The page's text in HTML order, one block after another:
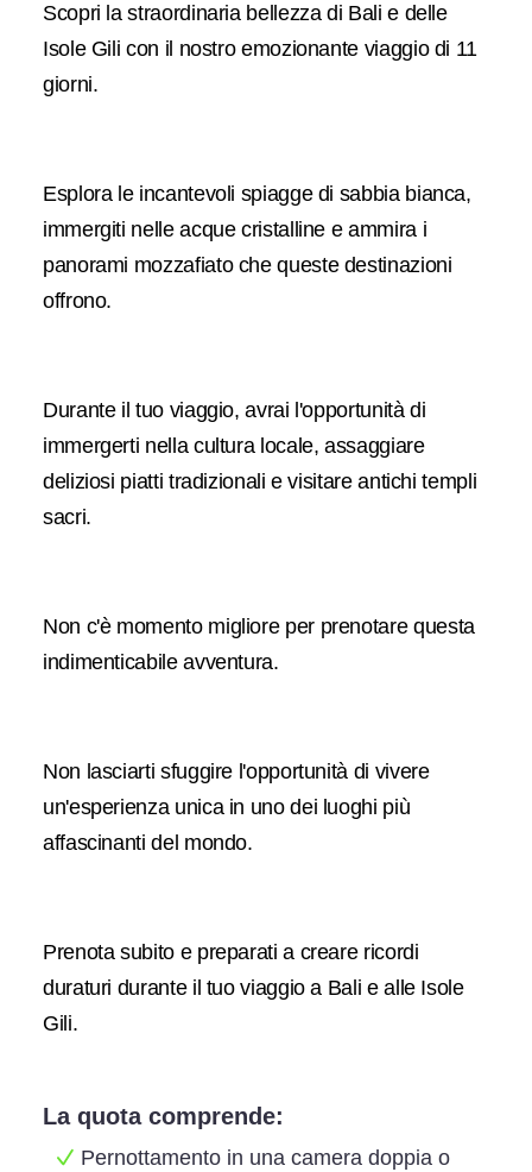
Scopri la straordinaria bellezza di Bali e delle
Isole Gili con il nostro emozionante viaggio di 11
giorni.
Esplora le incantevoli spiagge di sabbia bianca,
immergiti nelle acque cristalline e ammira i
panorami mozzafiato che queste destinazioni
offrono.
Durante il tuo viaggio, avrai l'opportunità di
immergerti nella cultura locale, assaggiare
deliziosi piatti tradizionali e visitare antichi templi
sacri.
Non c'è momento migliore per prenotare questa
indimenticabile avventura.
Non lasciarti sfuggire l'opportunità di vivere
un'esperienza unica in uno dei luoghi più
affascinanti del mondo.
Prenota subito e preparati a creare ricordi
duraturi durante il tuo viaggio a Bali e alle Isole
Gili.
La quota comprende:
Pernottamento in una camera doppia o